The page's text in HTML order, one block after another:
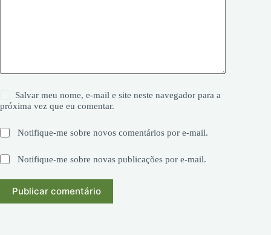
Salvar meu nome, e-mail e site neste navegador para a
próxima vez que eu comentar.
Notifique-me sobre novos comentários por e-mail.
Notifique-me sobre novas publicações por e-mail.
Publicar comentário